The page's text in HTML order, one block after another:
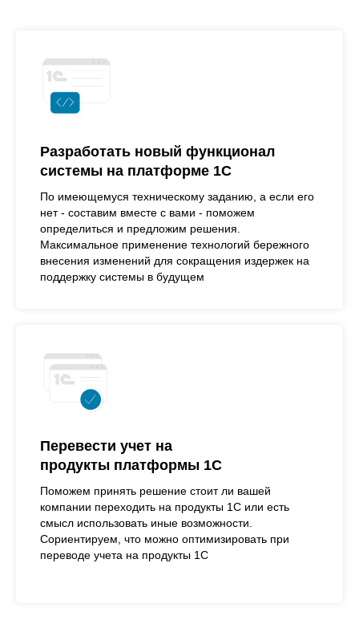
Разработать новый функционал
системы на платформе 1С
По имеющемуся техническому заданию, а если его
нет - составим вместе с вами - поможем
определиться и предложим решения.
Максимальное применение технологий бережного
внесения изменений для сокращения издержек на
поддержку системы в будущем
Перевести учет на
продукты платформы 1С
Поможем принять решение стоит ли вашей
компании переходить на продукты 1С или есть
смысл использовать иные возможности.
Сориентируем, что можно оптимизировать при
переводе учета на продукты 1С